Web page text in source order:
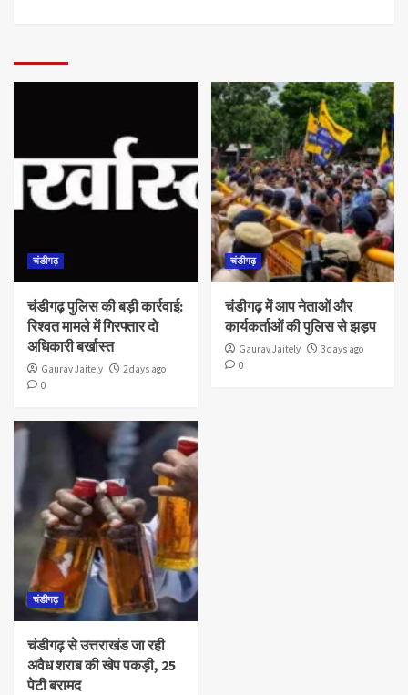
चंडीगढ़
चंडीगढ़ पुलिस की बड़ी कार्रवाई:
रिश्वत मामले में गिरफ्तार दो
अधिकारी बर्खास्त
Gaurav Jaitely
2 days ago
0
चंडीगढ़
चंडीगढ़ में आप नेताओं और
कार्यकर्ताओं की पुलिस से झड़प
Gaurav Jaitely
3 days ago
0
चंडीगढ़
चंडीगढ़ से उत्तराखंड जा रही
अवैध शराब की खेप पकड़ी, 25
पेटी बरामद